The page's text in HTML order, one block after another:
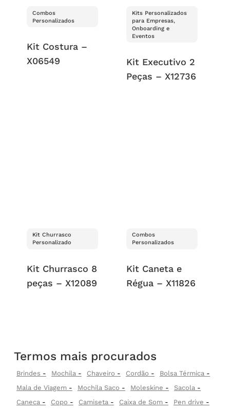
Combos
Personalizados
Kit Costura –
X06549
Kits Personalizados
para Empresas,
Onboarding e
Eventos
Kit Executivo 2
Peças – X12736
Kit Churrasco
Personalizado
Kit Churrasco 8
peças – X12089
Combos
Personalizados
Kit Caneta e
Régua – X11826
Termos mais procurados
Brindes Mochila Chaveiro Cordão
Bolsa Térmica
Mala de Viagem
Mochila Saco Moleskine
Sacola
Caneca
Copo Camiseta Caixa de Som
Pen drive